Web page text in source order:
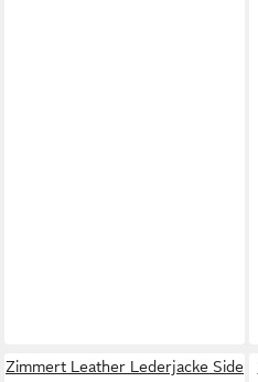
Zimmert Leather Lederjacke Side